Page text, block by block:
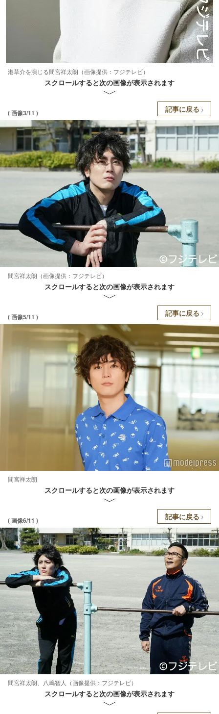
港草介を演じる間宮祥太朗（画像提供：フジテレビ）
スクロールすると次の画像が表示されます
( 画像3/11 ) 記事に戻る
間宮祥太朗（画像提供：フジテレビ）
スクロールすると次の画像が表示されます
( 画像5/11 ) 記事に戻る
間宮祥太朗
スクロールすると次の画像が表示されます
( 画像6/11 ) 記事に戻る
間宮祥太朗、八嶋智人（画像提供：フジテレビ）
スクロールすると次の画像が表示されます